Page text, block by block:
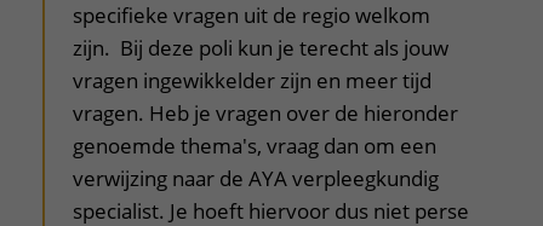
specifieke vragen uit de regio welkom
zijn. Bij deze poli kun je terecht als jouw
vragen ingewikkelder zijn en meer tijd
vragen. Heb je vragen over de hieronder
genoemde thema's, vraag dan om een
verwijzing naar de AYA verpleegkundig
specialist. Je hoeft hiervoor dus niet perse